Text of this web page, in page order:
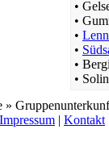
•
•
•
•
•
•
Impressum | Kontakt